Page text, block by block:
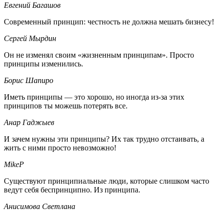
Евгений Багашов
Современный принцип: честность не должна мешать бизнесу!
Сергей Мырдин
Он не изменял своим «жизненным принципам». Просто
принципы изменились.
Борис Шапиро
Иметь принципы — это хорошо, но иногда из-за этих
принципов ты можешь потерять все.
Анар Гаджыев
И зачем нужны эти принципы? Их так трудно отстаивать, а
жить с ними просто невозможно!
MikeP
Существуют принципиальные люди, которые слишком часто
ведут себя беспринципно. Из принципа.
Анисимова Светлана